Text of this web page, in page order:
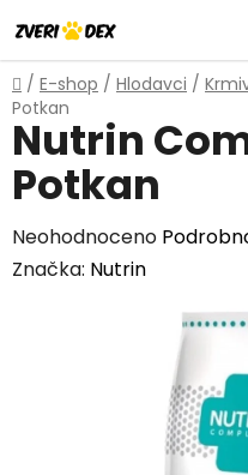
na
obsah
Domů
/ E-shop / Hlodavci /
Potkan
Nutrin
Potkan
Průměrné
hodnocení
Neohodnoceno
Značka: Nutrin